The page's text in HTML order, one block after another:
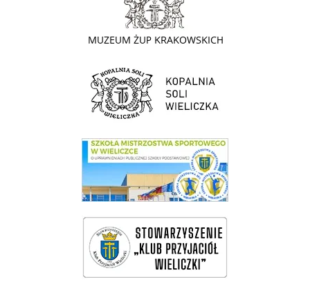
link do strony Kopalni Soli Wieliczka
link do SMS Wieliczka
wieliczka-wieliczanie na bis